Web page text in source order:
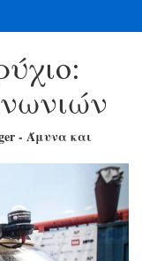
- Άμυνα και
Next